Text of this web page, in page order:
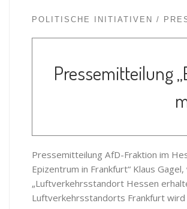
POLITISCHE INITIATIVEN
Pressemitteilung
Pressemitteilung AfD-Fraktion im
Epizentrum in Frankfurt“ Klaus
„Luftverkehrsstandort Hessen
Luftverkehrsstandorts Frankfurt wird